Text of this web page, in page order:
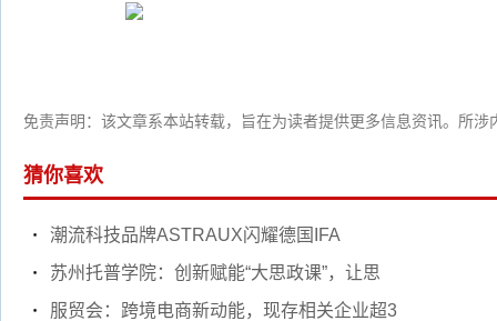
免责声明：该文章系本站转载，旨在为读者提供更多信息资讯。所
猜你喜欢
潮流科技品牌ASTRAUX闪耀德国IFA
苏州托普学院：创新赋能“大思政课”，让思
服贸会：跨境电商新动能，现存相关企业超3